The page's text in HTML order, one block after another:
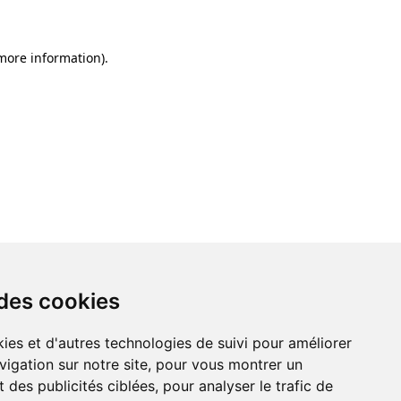
cookies
et d'autres technologies de suivi pour améliorer
sur notre site, pour vous montrer un
des publicités ciblées, pour analyser le trafic de
information).